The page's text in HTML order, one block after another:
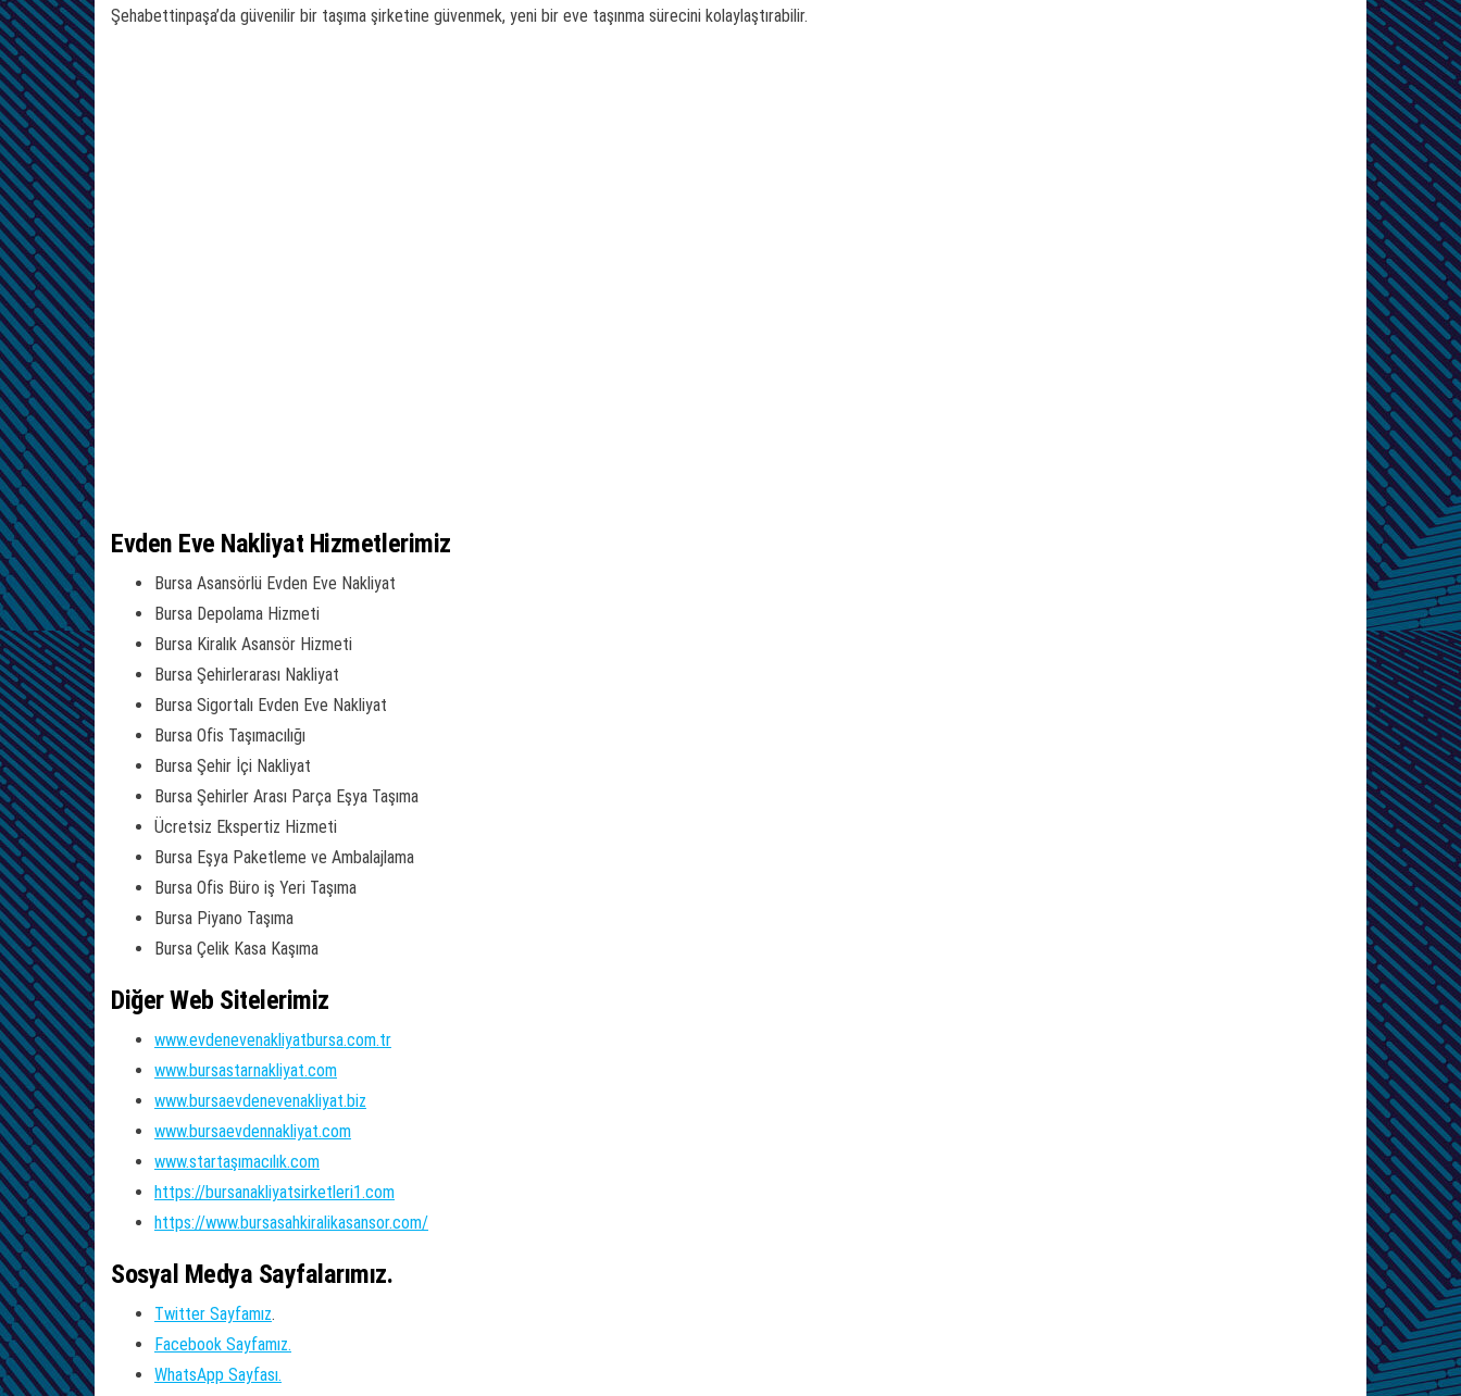
Şehabettinpaşa’da güvenilir bir taşıma şirketine güvenmek, yeni bir eve taşınma sürecini kolaylaştırabilir.
Evden Eve Nakliyat Hizmetlerimiz
Bursa Asansörlü Evden Eve Nakliyat
Bursa Depolama Hizmeti
Bursa Kiralık Asansör Hizmeti
Bursa Şehirlerarası Nakliyat
Bursa Sigortalı Evden Eve Nakliyat
Bursa Ofis Taşımacılığı
Bursa Şehir İçi Nakliyat
Bursa Şehirler Arası Parça Eşya Taşıma
Ücretsiz Ekspertiz Hizmeti
Bursa Eşya Paketleme ve Ambalajlama
Bursa Ofis Büro iş Yeri Taşıma
Bursa Piyano Taşıma
Bursa Çelik Kasa Kaşıma
Diğer Web Sitelerimiz
www.evdenevenakliyatbursa.com.tr
www.bursastarnakliyat.com
www.bursaevdenevenakliyat.biz
www.bursaevdennakliyat.com
www.startaşımacılık.com
https://bursanakliyatsirketleri1.com
https://www.bursasahkiralikasansor.com/
Sosyal Medya Sayfalarımız.
Twitter Sayfamız.
Facebook Sayfamız.
WhatsApp Sayfası.